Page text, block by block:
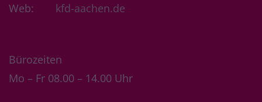
Web:
kfd-aachen.de
Bürozeiten
Mo – Fr 08.00 – 14.00 Uhr